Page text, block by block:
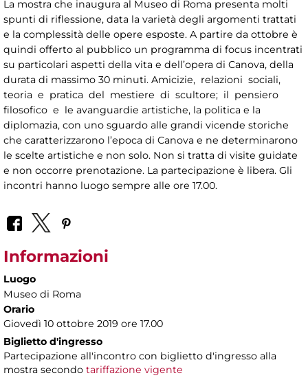
La mostra che inaugura al Museo di Roma presenta molti
spunti di riflessione, data la varietà degli argomenti trattati
e la complessità delle opere esposte. A partire da ottobre è
quindi offerto al pubblico un programma di focus incentrati
su particolari aspetti della vita e dell’opera di Canova, della
durata di massimo 30 minuti. Amicizie, relazioni sociali,
teoria e pratica del mestiere di scultore; il pensiero
filosofico e le avanguardie artistiche, la politica e la
diplomazia, con uno sguardo alle grandi vicende storiche
che caratterizzarono l’epoca di Canova e ne determinarono
le scelte artistiche e non solo. Non si tratta di visite guidate
e non occorre prenotazione. La partecipazione è libera. Gli
incontri hanno luogo sempre alle ore 17.00.
Informazioni
Luogo
Museo di Roma
Orario
Giovedì 10 ottobre 2019 ore 17.00
Biglietto d'ingresso
Partecipazione all'incontro con biglietto d'ingresso alla
mostra secondo tariffazione vigente